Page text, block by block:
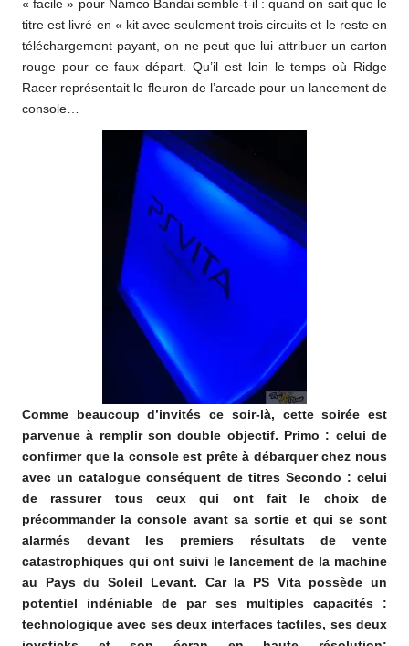
« facile » pour Namco Bandai semble-t-il : quand on sait que le
titre est livré en « kit avec seulement trois circuits et le reste en
téléchargement payant, on ne peut que lui attribuer un carton
rouge pour ce faux départ. Qu’il est loin le temps où Ridge
Racer représentait le fleuron de l’arcade pour un lancement de
console…
Comme beaucoup d’invités ce soir-là, cette soirée est
parvenue à remplir son double objectif. Primo : celui de
confirmer que la console est prête à débarquer chez nous
avec un catalogue conséquent de titres Secondo : celui
de rassurer tous ceux qui ont fait le choix de
précommander la console avant sa sortie et qui se sont
alarmés devant les premiers résultats de vente
catastrophiques qui ont suivi le lancement de la machine
au Pays du Soleil Levant. Car la PS Vita possède un
potentiel indéniable de par ses multiples capacités :
technologique avec ses deux interfaces tactiles, ses deux